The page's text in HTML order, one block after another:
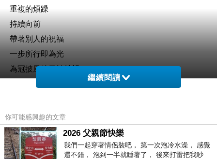
重複的煩躁
持續向前
帶著別人的祝福
一步所行即為光
為冠披風後勇於希望
繼續閱讀
你可能感興趣的文章
2026 父親節快樂
我們一起穿著情侶裝吧， 第一次泡冷水澡， 感覺
還不錯， 泡到一半就睡著了， 後來打雷把我吵